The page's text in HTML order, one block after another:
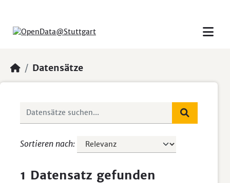
Datensätze
Sortieren nach
1 Datensatz gefunden